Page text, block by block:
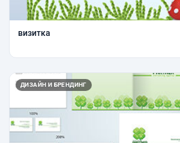
визитка
ДИЗАЙН И БРЕНДИНГ